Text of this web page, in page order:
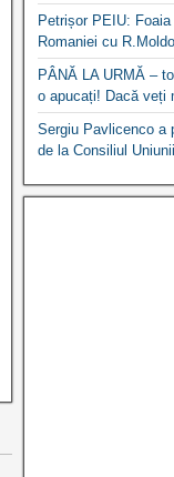
Petrișor PEIU:
Romaniei cu
PÂNĂ LA URMĂ –
o apucați! Dacă veți
Sergiu Pavlicenco a
de la Consiliul